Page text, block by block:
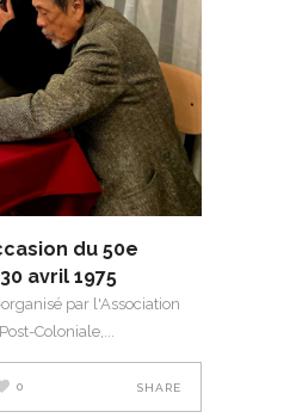
du 50e
avril 1975
par l'Association
Coloniale,
0 SHARE